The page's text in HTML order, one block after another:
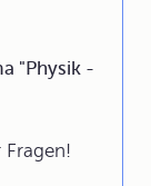
"Physik -